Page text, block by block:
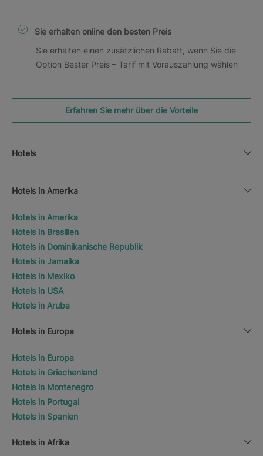
Sie erhalten online den besten Preis
Sie erhalten einen zusätzlichen Rabatt, wenn Sie die
Option Bester Preis – Tarif mit Vorauszahlung wählen
Erfahren Sie mehr über die Vorteile
Hotels
Hotels in Amerika
Hotels in Amerika
Hotels in Brasilien
Hotels in Dominikanische Republik
Hotels in Jamaika
Hotels in Mexiko
Hotels in USA
Hotels in Aruba
Hotels in Europa
Hotels in Europa
Hotels in Griechenland
Hotels in Montenegro
Hotels in Portugal
Hotels in Spanien
Hotels in Afrika